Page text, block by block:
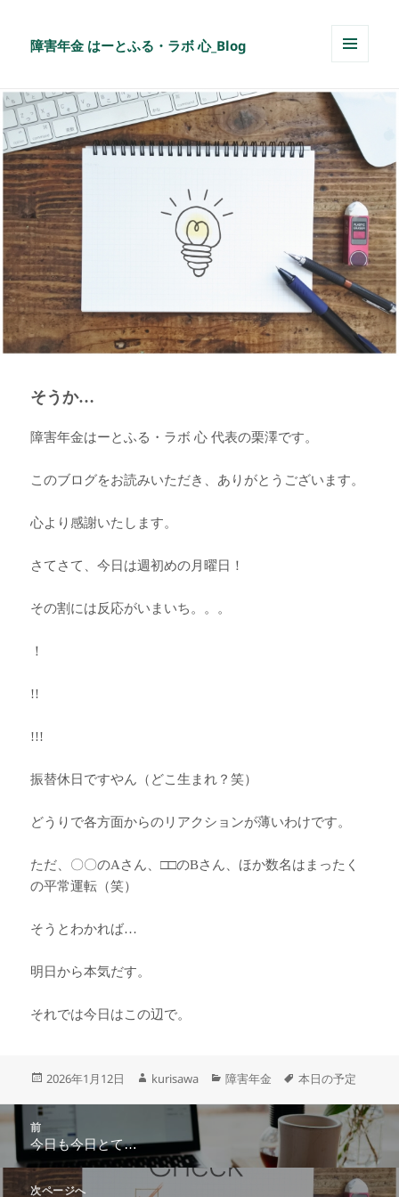
障害年金 はーとふる・ラボ 心_Blog
ィジェ
ット
そうか…
障害年金はーとふる・ラボ 心 代表の栗澤です。
このブログをお読みいただき、ありがとうございます。
心より感謝いたします。
さてさて、今日は週初めの月曜日！
その割には反応がいまいち。。。
！
!!
!!!
振替休日ですやん（どこ生まれ？笑）
どうりで各方面からのリアクションが薄いわけです。
ただ、〇〇のAさん、□□のBさん、ほか数名はまったく
の平常運転（笑）
そうとわかれば…
明日から本気だす。
それでは今日はこの辺で。
投
2026年1月12日
作
kurisawa
カ
ゴ
障害年金
タ
本日の予定
投
ビ
前
前
の
投
今日も今日とて…
次ページへ